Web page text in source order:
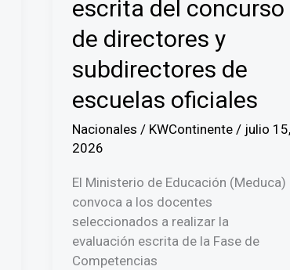
escrita del concurso
de directores y
subdirectores de
escuelas oficiales
Nacionales / KWContinente/ julio 15,
2026
El Ministerio de Educación (Meduca)
convoca a los docentes
seleccionados a realizar la
evaluación escrita de la Fase de
Competencias